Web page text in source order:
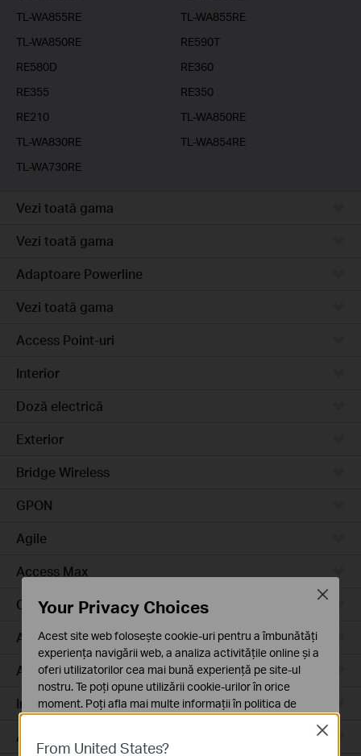
TL-WA855RE
TL-WA855RE
TL-WA850RE
RE590T
RE580D
RE360
RE355
RE350
RE210
TL-WA850RE
TL-WA830RE
TL-WA854RE
TL-WA730RE
Vezi toată gama
Vezi toată gama
Adaptoare Powerline
Vezi toată gama
Access Point-uri
Interior
Doză electrică
Exterior
Bridge Wireless
GPON
Agile
Access Max
Campus
Access Plus
Aggregation
Industrial
Access
From United States?
Close
Your Privacy Choices
Acest site web folosește cookie-uri pentru a îmbunătăți
experiența navigării web, a analiza activitățile online și a
oferi utilizatorilor cea mai bună experiență pe site-ul
nostru. Te poți opune utilizării cookie-urilor în orice
moment. Poți afla mai multe informații în politica de
Cookie-uri de bază
Close